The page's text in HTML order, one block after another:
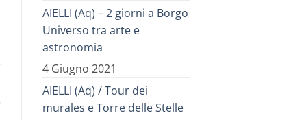
AIELLI (Aq) – 2 giorni a Borgo
Universo tra arte e
astronomia
4 Giugno 2021
AIELLI (Aq) / Tour dei
murales e Torre delle Stelle